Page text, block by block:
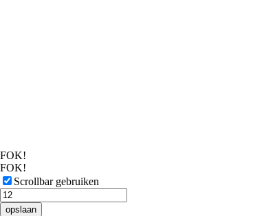
FOK!
FOK!
Scrollbar gebruiken
opslaan